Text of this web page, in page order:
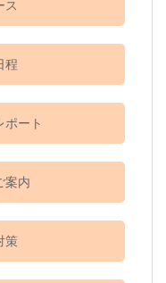
ス
程
ポート
案内
策